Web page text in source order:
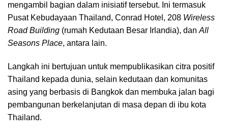
mengambil bagian dalam inisiatif tersebut. Ini termasuk
Pusat Kebudayaan Thailand, Conrad Hotel, 208 Wireless
Road Building (rumah Kedutaan Besar Irlandia), dan All
Seasons Place, antara lain.
Langkah ini bertujuan untuk mempublikasikan citra positif
Thailand kepada dunia, selain kedutaan dan komunitas
asing yang berbasis di Bangkok dan membuka jalan bagi
pembangunan berkelanjutan di masa depan di ibu kota
Thailand.